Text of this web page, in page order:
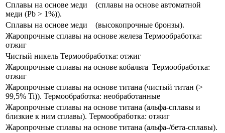
Сплавы​ на основе меди ​ ​ ​ (сплавы на основе автоматной
меди (Pb > 1%)).
Сплавы​ на основе меди ​ ​ ​ (высокопрочные бронзы).
Жаропрочные сплавы на основе железа Термообработка:
отжиг
Чистый никель Термообработка: отжиг
​Жаропрочные сплавы на основе кобальта ​ Термообработка:
отжиг
​Жаропрочные сплавы на основе титана (чистый титан (>
99,5% Ti)). Термообработка: необработанные
​Жаропрочные сплавы на основе титана (альфа-сплавы и
близкие к ним сплавы). Термообработка: отжиг
​Жаропрочные сплавы на основе титана (альфа-/бета-сплавы).